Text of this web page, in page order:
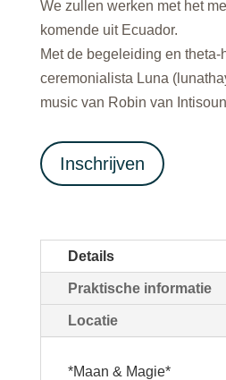
We zullen werken met het
komende uit Ecuador.
Met de begeleiding en
ceremonialista Luna
music van Robin van
Inschrijven
Details
Praktische informatie
Locatie
*Maan & Magie*